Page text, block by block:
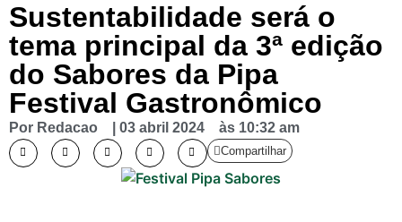
Sustentabilidade será o
tema principal da 3ª edição
do Sabores da Pipa
Festival Gastronômico
Por Redacao 03 abril 2024 às 10:32 am
Compartilhar